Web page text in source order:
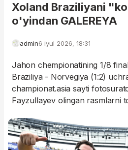
Xoland Braziliyani
o'yindan GALEREYA
admin6 iyul 2026, 18:31
Jahon chempionatining 1/8
Braziliya - Norvegiya (1:2)
championat.asia sayti
Fayzullayev olingan rasmlarni